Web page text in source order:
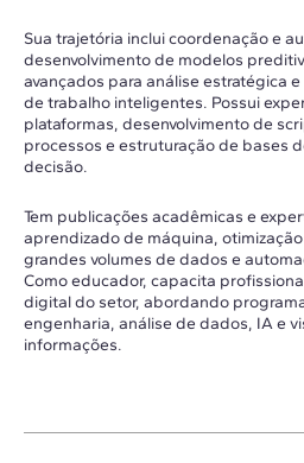
Sua trajetória inclui coordenação e
desenvolvimento de modelos
avançados para análise estratégica
de trabalho inteligentes. Possui
plataformas, desenvolvimento de
processos e estruturação de bases
decisão.
Tem publicações acadêmicas e
aprendizado de máquina,
grandes volumes de dados e
Como educador, capacita
digital do setor, abordando
engenharia, análise de dados, IA e
informações.